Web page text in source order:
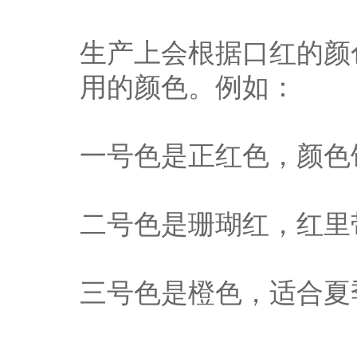
生产上会根据口红的
用的颜色。例如：
一号色是正红色，颜
二号色是珊瑚红，红
三号色是橙色，适合